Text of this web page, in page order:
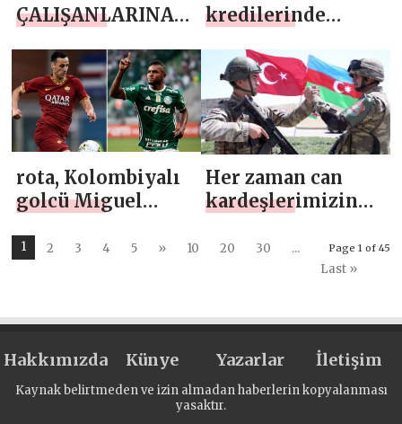
ÇALIŞANLARINA
kredilerinde
içinde %28,7
büyüme
gerçekleşti
rota, Kolombiyalı
golcü Miguel
Her zaman can
kardeşlerimizin
Page 1 of 45
1 2 3 4 5 » 10 20 30
...
Last »
Hakkımızda Künye Yazarlar İletişim
Kaynak belirtmeden ve izin almadan haberlerin kopyalanması
yasaktır.